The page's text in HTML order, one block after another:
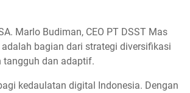
Marlo Budiman, CEO PT DSST Mas
bagian dari strategi diversifikasi
tangguh dan adaptif.
kedaulatan digital Indonesia. Dengan